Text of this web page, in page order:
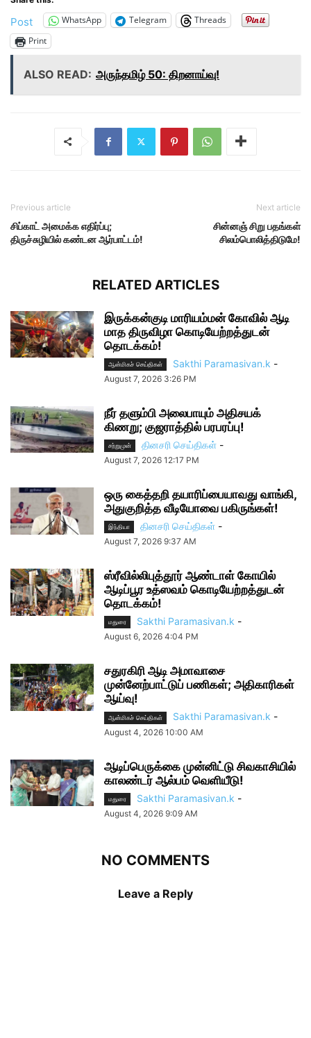
Post WhatsApp Telegram
Threads
Print
ALSO READ: அருந்தமிழ் 50: திறனாய்வு!
Previous article
சிப்காட் அமைக்க எதிர்ப்பு;
திருச்சுழியில் கண்டன ஆர்பாட்டம்!
Next article
சின்னஞ் சிறு பதங்கள்
சிலம்பொலித்திடுமே!
RELATED ARTICLES
இருக்கன்குடி மாரியம்மன் கோவில் ஆடி
மாத திருவிழா கொடியேற்றத்துடன்
தொடக்கம்!
ஆன்மிகச் செய்திகள் Sakthi Paramasivan.k -
August 7, 2026 3:26 PM
நீர் தளும்பி அலைபாயும் அதிசயக்
கிணறு; குஜராத்தில் பரபரப்பு!
சற்றுமுன் தினசரி செய்திகள் -
August 7, 2026 12:17 PM
ஒரு கைத்தறி தயாரிப்பையாவது வாங்கி,
அதுகுறித்த வீடியோவை பகிருங்கள்!
இந்தியா தினசரி செய்திகள் -
August 7, 2026 9:37 AM
ஸ்ரீவில்லிபுத்தூர் ஆண்டாள் கோயில்
ஆடிப்பூர உத்ஸவம் கொடியேற்றத்துடன்
தொடக்கம்!
மதுரை Sakthi Paramasivan.k -
August 6, 2026 4:04 PM
சதுரகிரி ஆடி அமாவாசை
முன்னேற்பாட்டுப் பணிகள்; அதிகாரிகள்
ஆய்வு!
ஆன்மிகச் செய்திகள் Sakthi Paramasivan.k -
August 4, 2026 10:00 AM
ஆடிப்பெருக்கை முன்னிட்டு சிவகாசியில்
காலண்டர் ஆல்பம் வெளியீடு!
மதுரை Sakthi Paramasivan.k -
August 4, 2026 9:09 AM
NO COMMENTS
Leave a Reply